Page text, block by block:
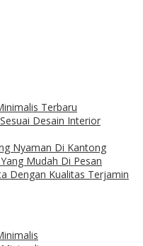
Terbaru
Desain Interior
Nyaman Di Kantong
Mudah Di Pesan
Dengan Kualitas Terjamin